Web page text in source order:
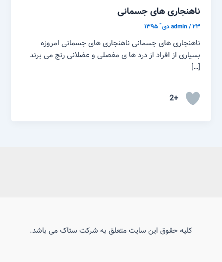
ناهنجاری های جسمانی
admin/۲۳ دی ّ ۱۳۹۵
ناهنجاری های جسمانی ناهنجاری های جسمانی امروزه
بسیاری از افراد از درد ها ی مفصلی و عضلانی رنج می برند
[…]
+2
کلیه حقوق این سایت متعلق به شرکت ستاک می باشد.